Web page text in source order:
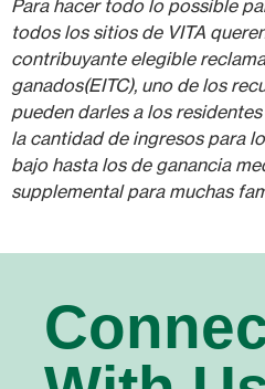
Para hacer todo lo possible
todos los sitios de VITA
contribuyante elegible
ganados(EITC), uno de los
pueden darles a los
la cantidad de ingresos para
bajo hasta los de ganancia
supplemental para muchas